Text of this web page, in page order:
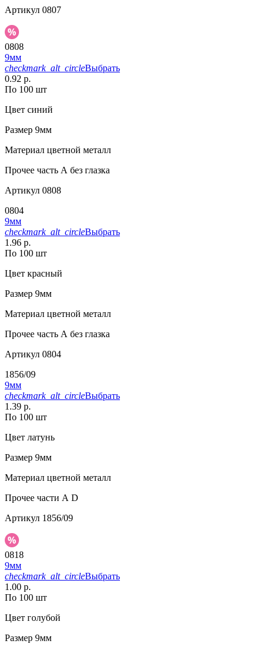
Артикул 0807
0808
9мм
checkmark_alt_circleВыбрать
0.92 р.
По 100 шт
Цвет синий
Размер 9мм
Материал цветной металл
Прочее часть А без глазка
Артикул 0808
0804
9мм
checkmark_alt_circleВыбрать
1.96 р.
По 100 шт
Цвет красный
Размер 9мм
Материал цветной металл
Прочее часть А без глазка
Артикул 0804
1856/09
9мм
checkmark_alt_circleВыбрать
1.39 р.
По 100 шт
Цвет латунь
Размер 9мм
Материал цветной металл
Прочее части А D
Артикул 1856/09
0818
9мм
checkmark_alt_circleВыбрать
1.00 р.
По 100 шт
Цвет голубой
Размер 9мм